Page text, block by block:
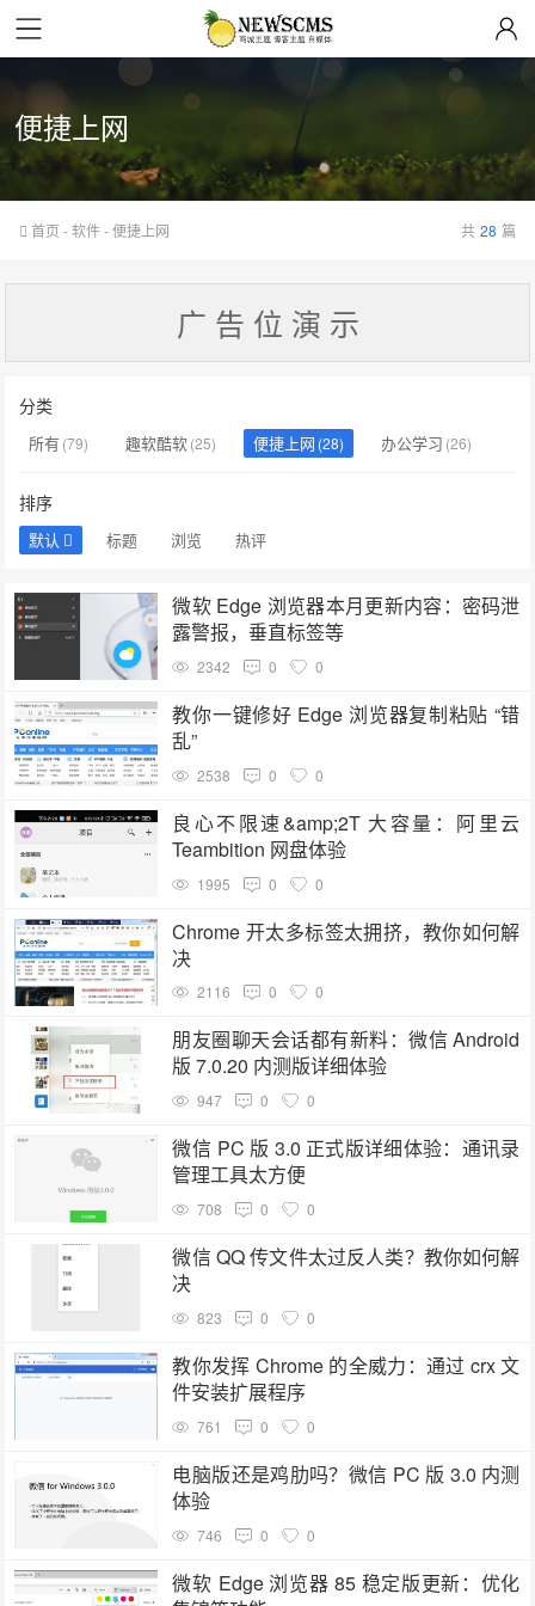
便捷上网
首页 -软件-便捷上网 共 28 篇
广 告 位 演 示
分类
所有(79) 趣软酷软(25) 便捷上网 (28) 办公学习 (26)
排序
默认 标题 浏览 热评
微软 Edge 浏览器本月更新内容：密码泄
露警报，垂直标签等
2342 0 0
教你一键修好 Edge 浏览器复制粘贴 “错
乱”
2538 0 0
良心不限速&amp;2T 大容量：阿里云
Teambition 网盘体验
1995 0 0
Chrome 开太多标签太拥挤，教你如何解
决
2116 0 0
朋友圈聊天会话都有新料：微信 Android
版 7.0.20 内测版详细体验
947 0 0
微信 PC 版 3.0 正式版详细体验：通讯录
管理工具太方便
708 0 0
微信 QQ 传文件太过反人类？教你如何解
决
823 0 0
教你发挥 Chrome 的全威力：通过 crx 文
件安装扩展程序
761 0 0
电脑版还是鸡肋吗？微信 PC 版 3.0 内测
体验
746 0 0
微软 Edge 浏览器 85 稳定版更新：优化